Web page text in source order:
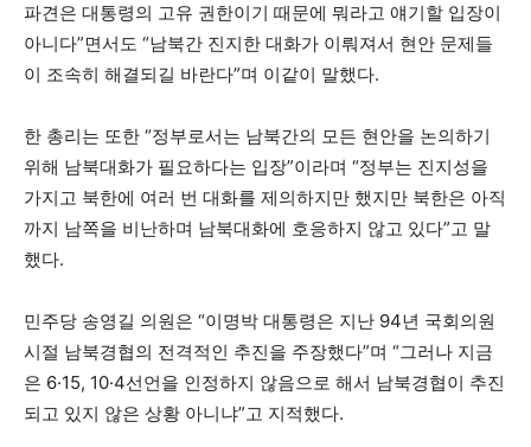
파견은 대통령의 고유 권한이기 때문에 뭐라고 얘기할 입장이
아니다”면서도 “남북간 진지한 대화가 이뤄져서 현안 문제들
이 조속히 해결되길 바란다”며 이같이 말했다.
한 총리는 또한 “정부로서는 남북간의 모든 현안을 논의하기
위해 남북대화가 필요하다는 입장”이라며 “정부는 진지성을
가지고 북한에 여러 번 대화를 제의하지만 했지만 북한은 아직
까지 남쪽을 비난하며 남북대화에 호응하지 않고 있다”고 말
했다.
민주당 송영길 의원은 “이명박 대통령은 지난 94년 국회의원
시절 남북경협의 전격적인 추진을 주장했다”며 “그러나 지금
은 6·15, 10·4선언을 인정하지 않음으로 해서 남북경협이 추진
되고 있지 않은 상황 아니냐”고 지적했다.